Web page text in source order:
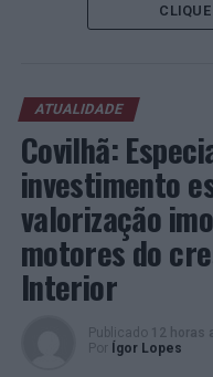
O Selecionador
pois, efetivamente, esta
tendência de qualidade
importante haver um
vontade de entrar para
todos os resultados
classificação”.
Quanto a favoritos, para
Itália é uma clara
WEVZA, pois venceu o
ATUALIDADE
Covilhã:
investimento
valorização
motores do
Interior
Publicado 12 horas
Por
Ígor Lopes